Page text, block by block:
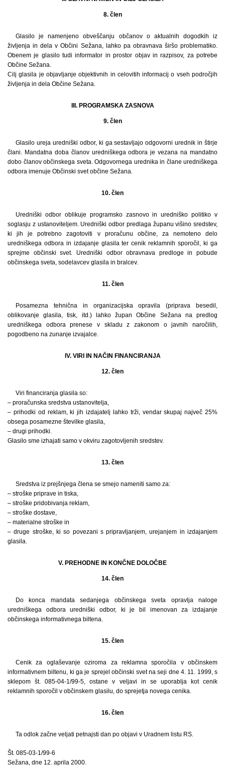
8. člen
Glasilo je namenjeno obveščanju občanov o aktualnih dogodkih iz
življenja in dela v Občini Sežana, lahko pa obravnava širšo problematiko.
Obenem je glasilo tudi informator in prostor objav in razpisov, za potrebe
Občine Sežana.
Cilj glasila je objavljanje objektivnih in celovitih informacij o vseh področjih
življenja in dela Občine Sežana.
III. PROGRAMSKA ZASNOVA
9. člen
Glasilo ureja uredniški odbor, ki ga sestavljajo odgovorni urednik in štirje
člani. Mandatna doba članov uredniškega odbora je vezana na mandatno
dobo članov občinskega sveta. Odgovornega urednika in člane uredniškega
odbora imenuje Občinski svet občine Sežana.
10. člen
Uredniški odbor oblikuje programsko zasnovo in uredniško politiko v
soglasju z ustanoviteljem. Uredniški odbor predlaga županu višino sredstev,
ki jih je potrebno zagotoviti v proračunu občine, za nemoteno delo
uredniškega odbora in izdajanje glasila ter cenik reklamnih sporočil, ki ga
sprejme občinski svet. Uredniški odbor obravnava predloge in pobude
občinskega sveta, sodelavcev glasila in bralcev.
11. člen
Posamezna tehnična in organizacijska opravila (priprava besedil,
oblikovanje glasila, tisk, itd.) lahko župan Občine Sežana na predlog
uredniškega odbora prenese v skladu z zakonom o javnih naročilih,
pogodbeno na zunanje izvajalce.
IV. VIRI IN NAČIN FINANCIRANJA
12. člen
Viri financiranja glasila so:
– proračunska sredstva ustanovitelja,
– prihodki od reklam, ki jih izdajatelj lahko trži, vendar skupaj največ 25%
obsega posamezne številke glasila,
– drugi prihodki.
Glasilo sme izhajati samo v okviru zagotovljenih sredstev.
13. člen
Sredstva iz prejšnjega člena se smejo nameniti samo za:
– stroške priprave in tiska,
– stroške pridobivanja reklam,
– stroške dostave,
– materialne stroške in
– druge stroške, ki so povezani s pripravljanjem, urejanjem in izdajanjem
glasila.
V. PREHODNE IN KONČNE DOLOČBE
14. člen
Do konca mandata sedanjega občinskega sveta opravlja naloge
uredniškega odbora uredniški odbor, ki je bil imenovan za izdajanje
občinskega informativnega biltena.
15. člen
Cenik za oglaševanje oziroma za reklamna sporočila v občinskem
informativnem biltenu, ki ga je sprejel občinski svet na seji dne 4. 11. 1999, s
sklepom št. 085-04-1/99-5, ostane v veljavi in se uporablja kot cenik
reklamnih sporočil v občinskem glasilu, do sprejetja novega cenika.
16. člen
Ta odlok začne veljati petnajsti dan po objavi v Uradnem listu RS.
Št. 085-03-1/99-6
Sežana, dne 12. aprila 2000.